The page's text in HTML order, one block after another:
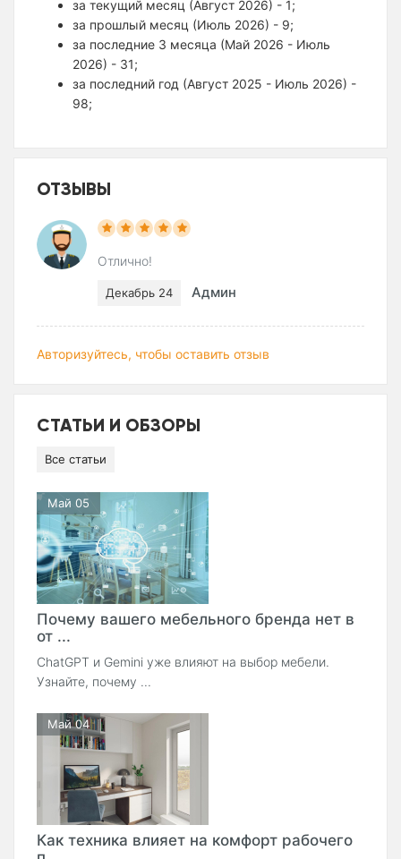
за текущий месяц (Август 2026) - 1;
за прошлый месяц (Июль 2026) - 9;
за последние 3 месяца (Май 2026 - Июль
2026) - 31;
за последний год (Август 2025 - Июль 2026) -
98;
ОТЗЫВЫ
Отлично!
Декабрь 24 Админ
Авторизуйтесь, чтобы оставить отзыв
СТАТЬИ И ОБЗОРЫ
Все статьи
Май 05
Почему вашего мебельного бренда нет в
от ...
ChatGPT и Gemini уже влияют на выбор мебели.
Узнайте, почему ...
Май 04
Как техника влияет на комфорт рабочего